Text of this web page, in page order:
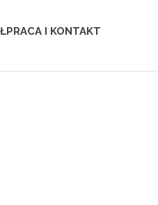
I KONTAKT